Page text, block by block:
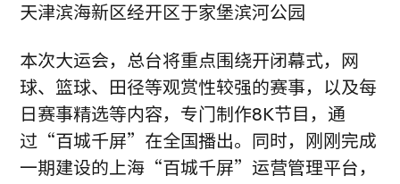
天津滨海新区经开区于家堡滨河公园
本次大运会，总台将重点围绕开闭幕式，网
球、篮球、田径等观赏性较强的赛事，以及每
日赛事精选等内容，专门制作8K节目，通
过“百城千屏”在全国播出。同时，刚刚完成
一期建设的上海“百城千屏”运营管理平台，